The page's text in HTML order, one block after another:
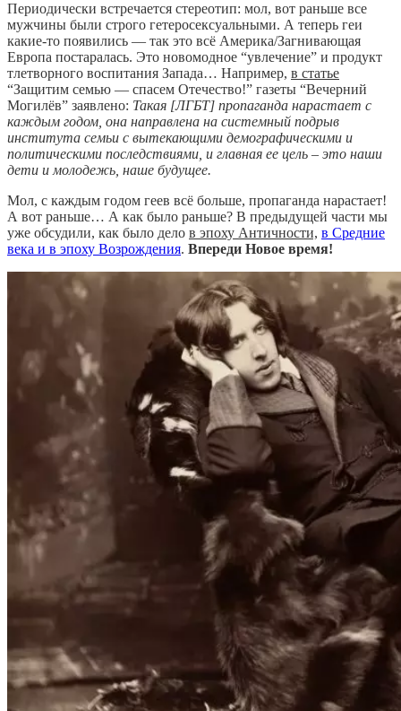
Периодически встречается стереотип: мол, вот раньше все
мужчины были строго гетеросексуальными. А теперь геи
какие-то появились — так это всё Америка/Загнивающая
Европа постаралась. Это новомодное “увлечение” и продукт
тлетворного воспитания Запада… Например, в статье
“Защитим семью — спасем Отечество!” газеты “Вечерний
Могилёв” заявлено: Такая [ЛГБТ] пропаганда нарастает с
каждым годом, она направлена на системный подрыв
института семьи с вытекающими демографическими и
политическими последствиями, и главная ее цель – это наши
дети и молодежь, наше будущее.
Мол, с каждым годом геев всё больше, пропаганда нарастает!
А вот раньше… А как было раньше? В предыдущей части мы
уже обсудили, как было дело в эпоху Античности, в Средние
века и в эпоху Возрождения. Впереди Новое время!